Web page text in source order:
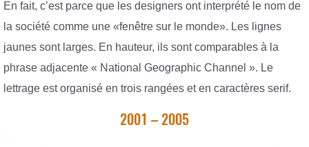
En fait, c’est parce que les designers ont interprété le nom de
la société comme une «fenêtre sur le monde». Les lignes
jaunes sont larges. En hauteur, ils sont comparables à la
phrase adjacente « National Geographic Channel ». Le
lettrage est organisé en trois rangées et en caractères serif.
2001 – 2005